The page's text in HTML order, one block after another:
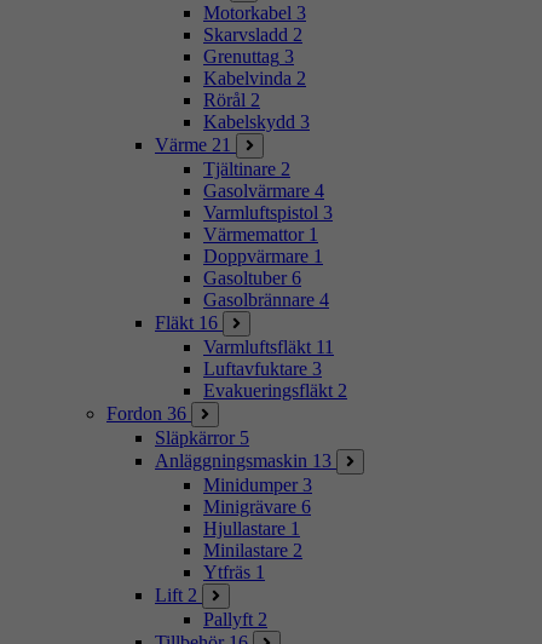
Motorkabel 3
Skarvsladd 2
Grenuttag 3
Kabelvinda 2
Rörål 2
Kabelskydd 3
Värme 21
Tjältinare 2
Gasolvärmare 4
Varmluftspistol 3
Värmemattor 1
Doppvärmare 1
Gasoltuber 6
Gasolbrännare 4
Fläkt 16
Varmluftsfläkt 11
Luftavfuktare 3
Evakueringsfläkt 2
Fordon 36
Släpkärror 5
Anläggningsmaskin 13
Minidumper 3
Minigrävare 6
Hjullastare 1
Minilastare 2
Ytfräs 1
Lift 2
Pallyft 2